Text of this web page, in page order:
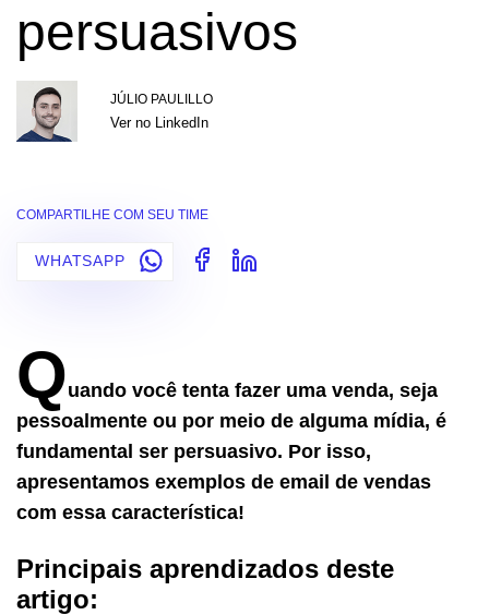
persuasivos
JÚLIO PAULILLO
Ver no LinkedIn
COMPARTILHE COM SEU TIME
WHATSAPP
Quando você tenta fazer uma venda, seja
pessoalmente ou por meio de alguma mídia, é
fundamental ser persuasivo. Por isso,
apresentamos exemplos de email de vendas
com essa característica!
Principais aprendizados deste
artigo: